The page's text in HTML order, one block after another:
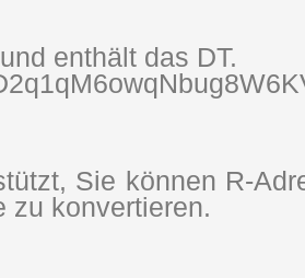
enthält das DT.
Sie können R-
zu konvertieren.